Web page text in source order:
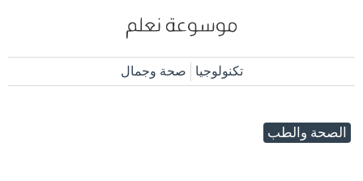
تكنولوجيا صحة وجمال
الصحة والطب